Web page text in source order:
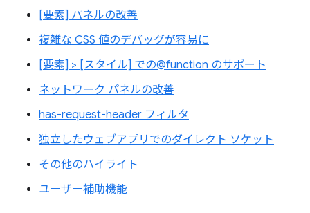
[要素] パネルの改善
複雑な CSS 値のデバッグが容易に
[要素] > [スタイル] での@function のサポート
ネットワーク パネルの改善
has-request-header フィルタ
独立したウェブアプリでのダイレクト ソケット
その他のハイライト
ユーザー補助機能